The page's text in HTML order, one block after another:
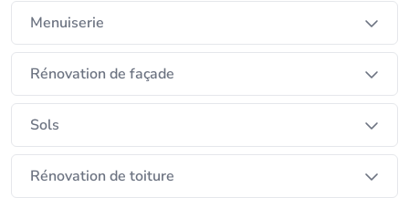
Menuiserie
Rénovation de façade
Sols
Rénovation de toiture